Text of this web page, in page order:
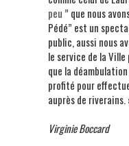
peu ” que nous
Pédé” est un
public, aussi nous
le service de la
que la
profité pour
auprès de riverains.
Virginie Boccard